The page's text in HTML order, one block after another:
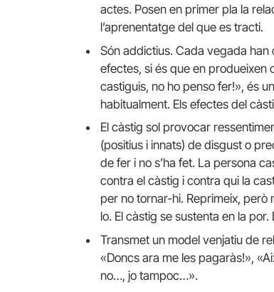
actes. Posen en primer pla la
l’aprenentatge del que es tracti.
Són addictius. Cada vegada
efectes, si és que en produeixen
castiguis, no ho penso fer!», és
habitualment. Els efectes del
El càstig sol provocar
(positius i innats) de disgust o
de fer i no s’ha fet. La persona
contra el càstig i contra qui la
per no tornar-hi. Reprimeix, però
lo. El càstig se sustenta en la
Transmet un model venjatiu de
«Doncs ara me les pagaràs!»,
no…, jo tampoc…».